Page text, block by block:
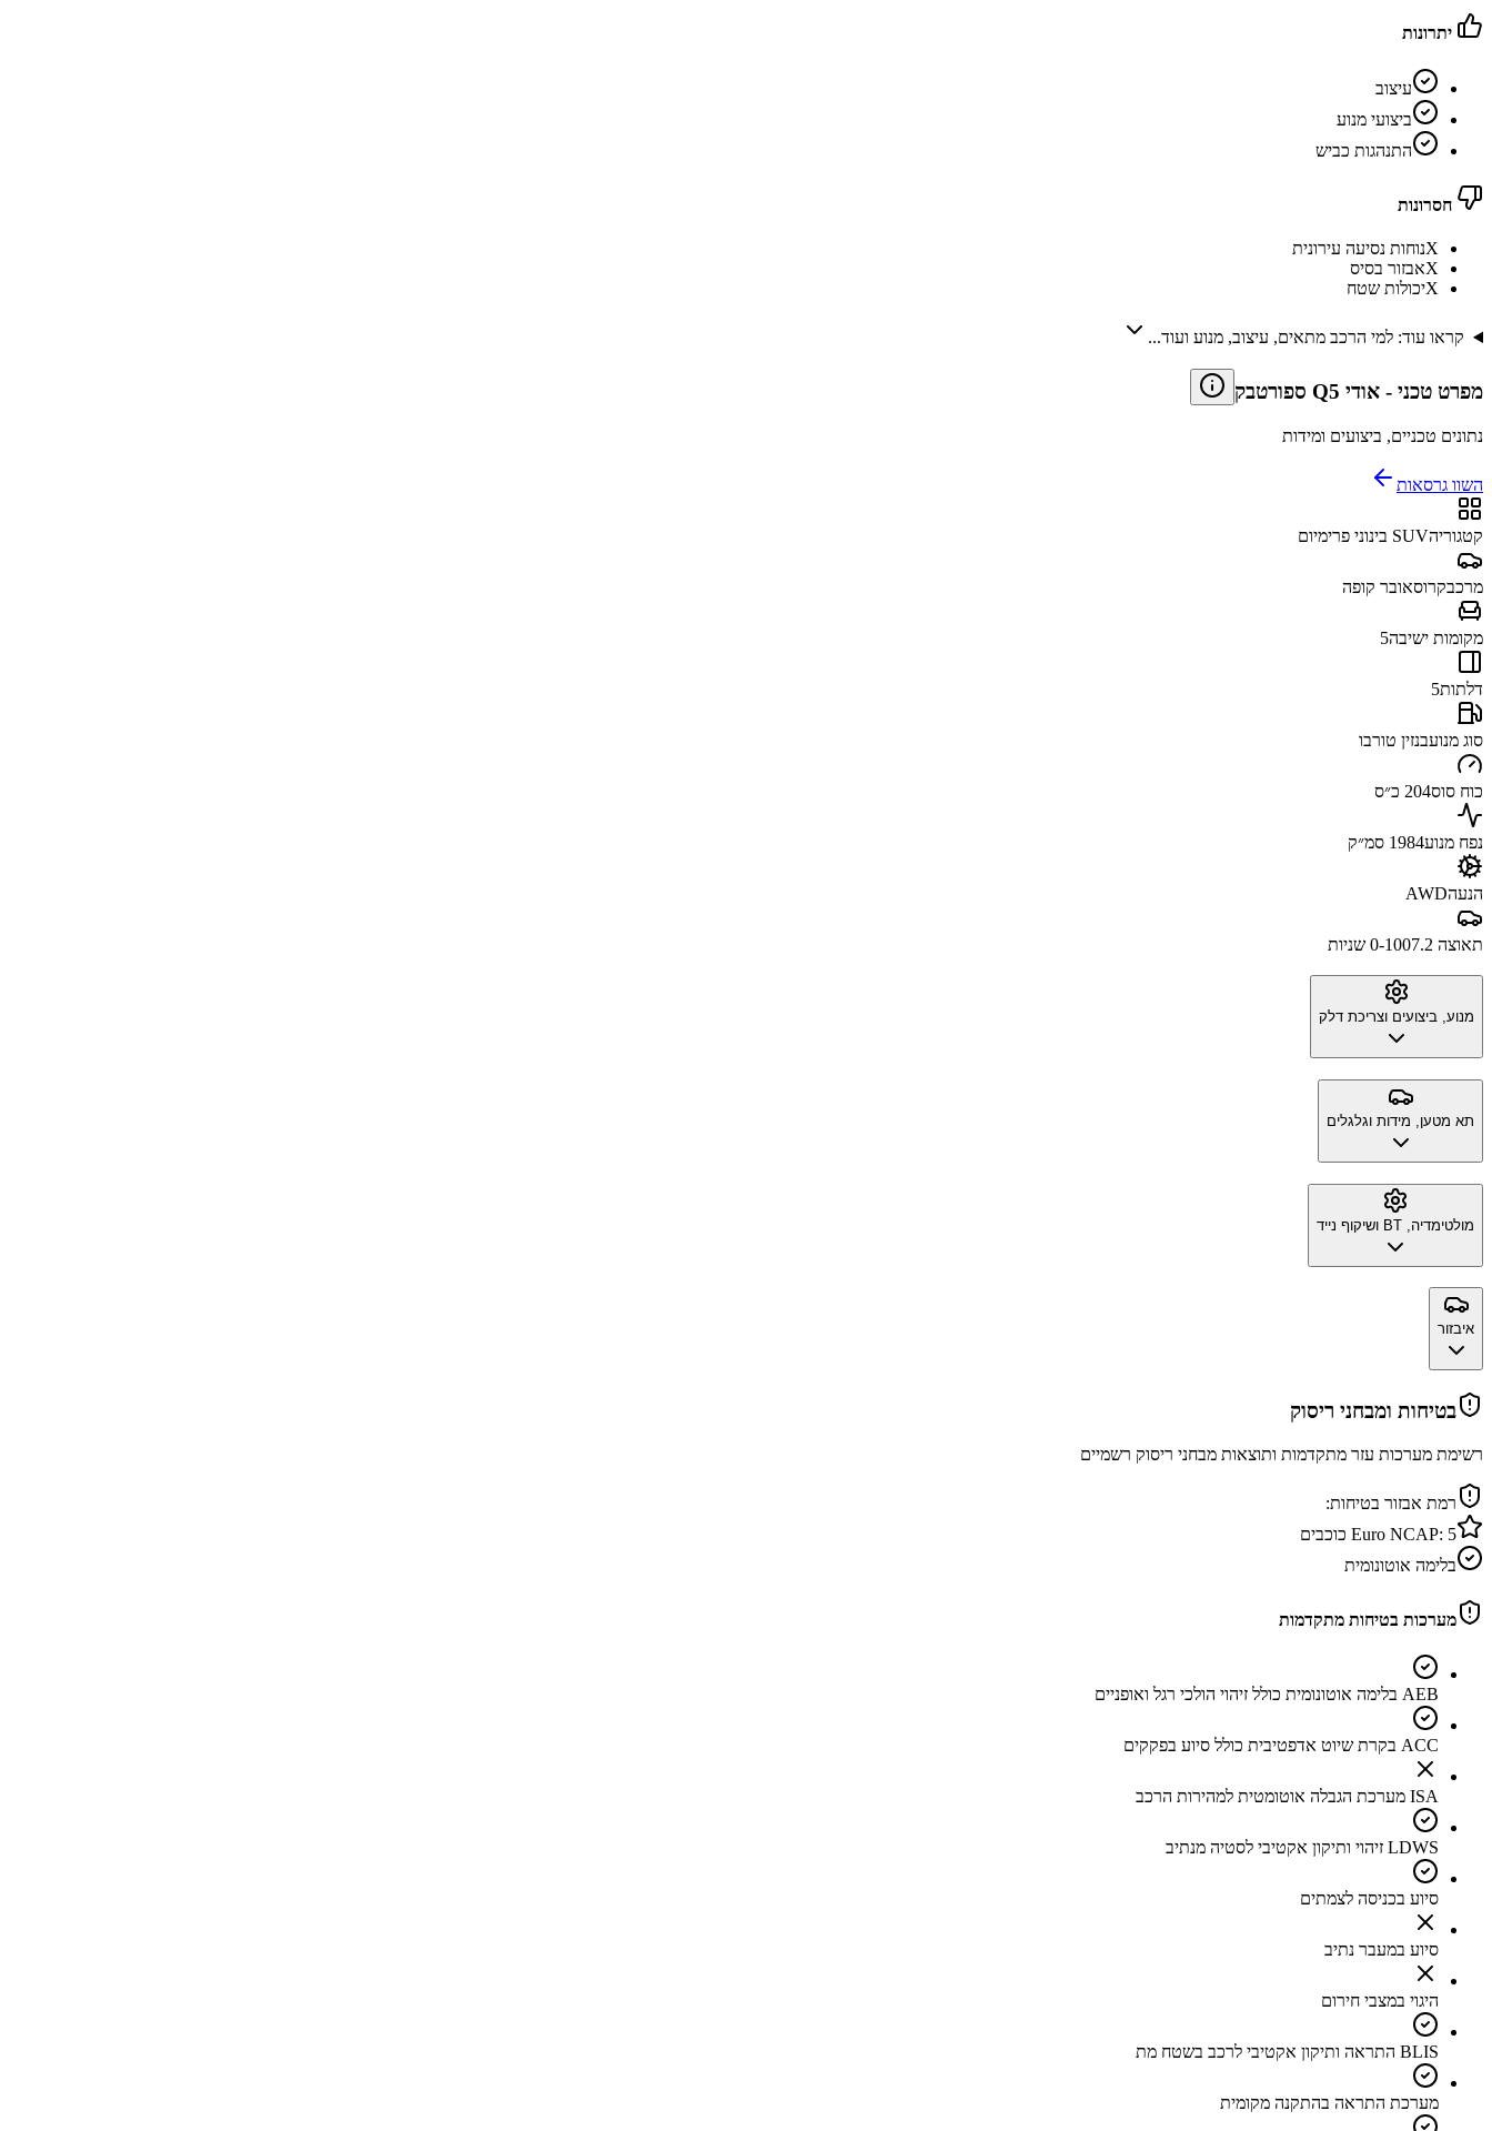
יתרונות
עיצוב
ביצועי מנוע
התנהגות כביש
חסרונות
Xנוחות נסיעה עירונית
Xאבזור בסיס
Xיכולות שטח
קראו עוד: למי הרכב מתאים, עיצוב, מנוע ועוד...
מפרט טכני - אודי Q5 ספורטבק
נתונים טכניים, ביצועים ומידות
השוו גרסאות
קטגוריהSUV בינוני פרימיום
מרכבקרוסאובר קופה
מקומות ישיבה5
דלתות5
סוג מנועבנזין טורבו
כוח סוס204 כ״ס
נפח מנוע1984 סמ״ק
הנעהAWD
תאוצה 0-100 7.2 שניות
מנוע, ביצועים וצריכת דלק
תא מטען, מידות וגלגלים
מולטימדיה, BT ושיקוף נייד
איבזור
בטיחות ומבחני ריסוק
רשימת מערכות עזר מתקדמות ותוצאות מבחני ריסוק רשמיים
רמת אבזור בטיחות:
Euro NCAP: 5
כוכבים
בלימה אוטונומית
מערכות בטיחות מתקדמות
AEB בלימה אוטונומית כולל זיהוי הולכי רגל ואופניים
ACC בקרת שיוט אדפטיבית כולל סיוע בפקקים
ISA מערכת הגבלה אוטומטית למהירות הרכב
LDWS זיהוי ותיקון אקטיבי לסטיה מנתיב
סיוע בכניסה לצמתים
סיוע במעבר נתיב
היגוי במצבי חירום
BLIS התראה ותיקון אקטיבי לרכב בשטח מת
מערכת התראה בהתקנה מקומית